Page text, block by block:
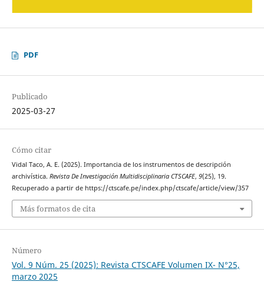
PDF
Publicado
2025-03-27
Cómo citar
Vidal Taco, A. E. (2025). Importancia de los instrumentos de descripción
archivística. Revista De Investigación Multidisciplinaria CTSCAFE, 9(25), 19.
Recuperado a partir de https://ctscafe.pe/index.php/ctscafe/article/view/357
Más formatos de cita
Número
Vol. 9 Núm. 25 (2025): Revista CTSCAFE Volumen IX- N°25,
marzo 2025